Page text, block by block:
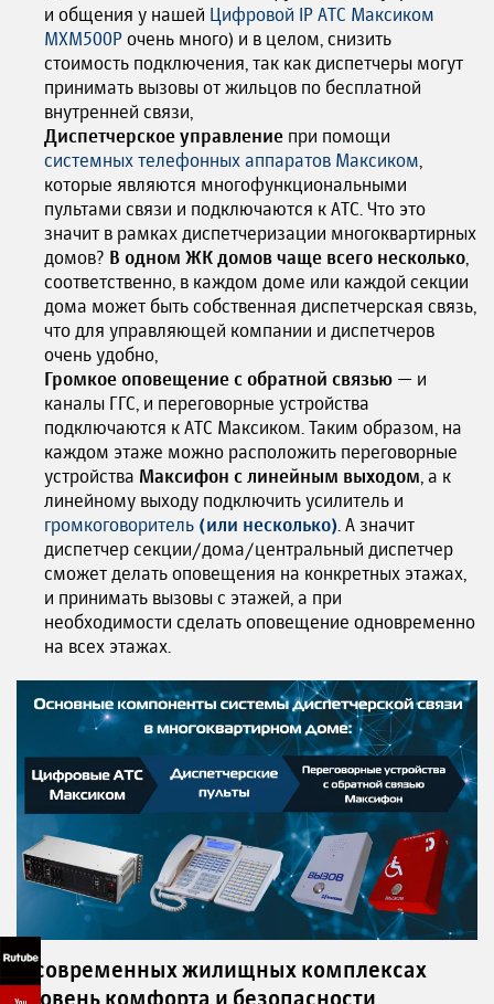
и общения у нашей Цифровой IP АТС Максиком
MXM500P очень много) и в целом, снизить
стоимость подключения, так как диспетчеры могут
принимать вызовы от жильцов по бесплатной
внутренней связи,
Диспетчерское управление при помощи
системных телефонных аппаратов Максиком,
которые являются многофункциональными
пультами связи и подключаются к АТС. Что это
значит в рамках диспетчеризации многоквартирных
домов? В одном ЖК домов чаще всего несколько,
соответственно, в каждом доме или каждой секции
дома может быть собственная диспетчерская связь,
что для управляющей компании и диспетчеров
очень удобно,
Громкое оповещение с обратной связью — и
каналы ГГС, и переговорные устройства
подключаются к АТС Максиком. Таким образом, на
каждом этаже можно расположить переговорные
устройства Максифон с линейным выходом, а к
линейному выходу подключить усилитель и
громкоговоритель (или несколько). А значит
диспетчер секции/дома/центральный диспетчер
сможет делать оповещения на конкретных этажах,
и принимать вызовы с этажей, а при
необходимости сделать оповещение одновременно
на всех этажах.
В современных жилищных комплексах
уровень комфорта и безопасности